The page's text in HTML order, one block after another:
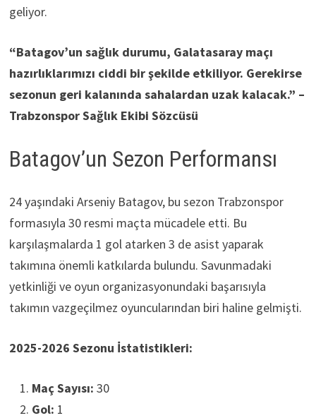
geliyor.
“Batagov’un sağlık durumu, Galatasaray maçı
hazırlıklarımızı ciddi bir şekilde etkiliyor. Gerekirse
sezonun geri kalanında sahalardan uzak kalacak.” –
Trabzonspor Sağlık Ekibi Sözcüsü
Batagov’un Sezon Performansı
24 yaşındaki Arseniy Batagov, bu sezon Trabzonspor
formasıyla 30 resmi maçta mücadele etti. Bu
karşılaşmalarda 1 gol atarken 3 de asist yaparak
takımına önemli katkılarda bulundu. Savunmadaki
yetkinliği ve oyun organizasyonundaki başarısıyla
takımın vazgeçilmez oyuncularından biri haline gelmişti.
2025-2026 Sezonu İstatistikleri:
Maç Sayısı: 30
Gol: 1